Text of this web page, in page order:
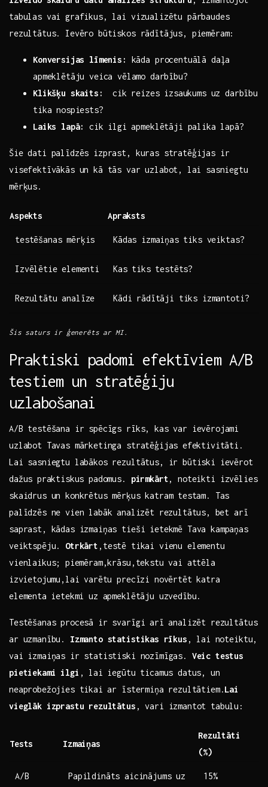
tabulas vai grafikus, lai ‍vizualizētu ‌pārbaudes
rezultātus. Ievēro būtiskos rādītājus, piemēram:
Konversijas līmenis:
kāda procentuālā daļa
apmeklētāju veica vēlamo ⁤darbību?
Klikšķu‌ skaits:
⁤ cik ​reizes⁣ izsaukums uz darbību
​tika nospiests?
Laiks lapā:
cik ilgi⁣ apmeklētāji palika lapā?
Šie dati palīdzēs izprast, kuras stratēģijas ir
visefektīvākās un kā tās var uzlabot,⁣ lai sasniegtu
mērķus.
Aspekts Apraksts
testēšanas mērķis Kādas izmaiņas⁢ tiks veiktas?
Izvēlētie⁣ elementi Kas ⁤tiks ‌testēts?
Rezultātu analīze Kādi rādītāji tiks izmantoti?
Šis‍ saturs ir ‍ģenerēts ​ar MI.
Praktiski ​padomi efektīviem A/B
⁣testiem un stratēģiju
uzlabošanai
A/B ​testēšana ir spēcīgs rīks, kas var ievērojami
uzlabot Tavas mārketinga stratēģijas⁣ efektivitāti.
Lai sasniegtu labākos rezultātus, ir​ būtiski ievērot
dažus ⁣praktiskus padomus. pirmkārt, noteikti izvēlies⁢
skaidrus un ‍konkrētus mērķus katram ⁤testam. Tas⁢
palīdzēs ‍ne vien labāk ⁢analizēt rezultātus, ⁤bet arī⁢
saprast, kādas izmaiņas tieši ietekmē Tava kampaņas
veiktspēju. Otrkārt ,testē tikai vienu elementu
vienlaikus;⁢ piemēram,krāsu,tekstu vai attēla
⁣izvietojumu,lai varētu precīzi novērtēt ⁤katra
elementa ⁤ietekmi uz apmeklētāju uzvedību.
Testēšanas procesā ‍ir svarīgi ⁤arī analizēt rezultātus
ar uzmanību. Izmanto statistikas ⁣rīkus , ⁣lai noteiktu,
vai izmaiņas ir statistiski nozīmīgas. Veic​ testus
pietiekami ilgi , lai ⁢iegūtu ticamus datus,⁤ un
neaprobežojies tikai⁤ ar ​īstermiņa​ rezultātiem.Lai
vieglāk izprastu rezultātus , vari izmantot tabulu:
Tests Izmaiņas
Rezultāti⁢
(%)
A/B
Papildināts aicinājums uz
15%